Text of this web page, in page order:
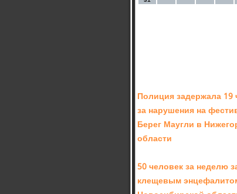
Полиция задержала 19
за нарушения на
Берег Маугли в
области
50 человек за неделю
клещевым